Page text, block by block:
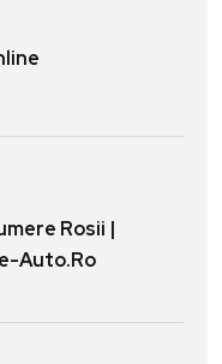
Rosii |
Auto.ro